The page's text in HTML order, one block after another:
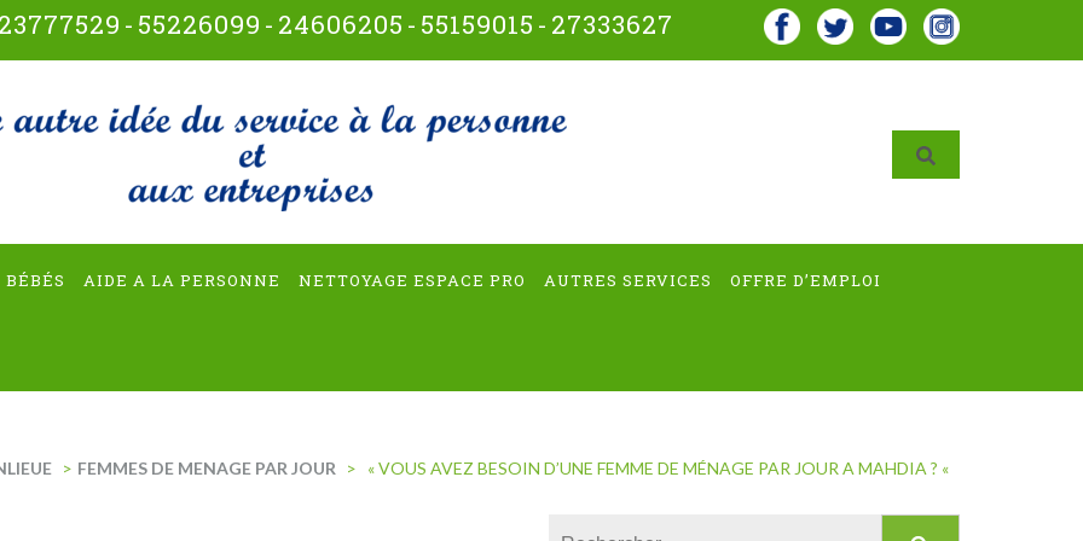
23777529 - 55226099 - 24606205 - 55159015 - 27333627
multiservices
BÉBÉS AIDE A LA PERSONNE NETTOYAGE ESPACE PRO AUTRES SERVICES OFFRE D’EMPLOI
> FEMMES DE MENAGE PAR JOUR > « VOUS AVEZ BESOIN D’UNE FEMME DE MÉNAGE PAR JOUR A MAHDIA ? «
Rechercher :